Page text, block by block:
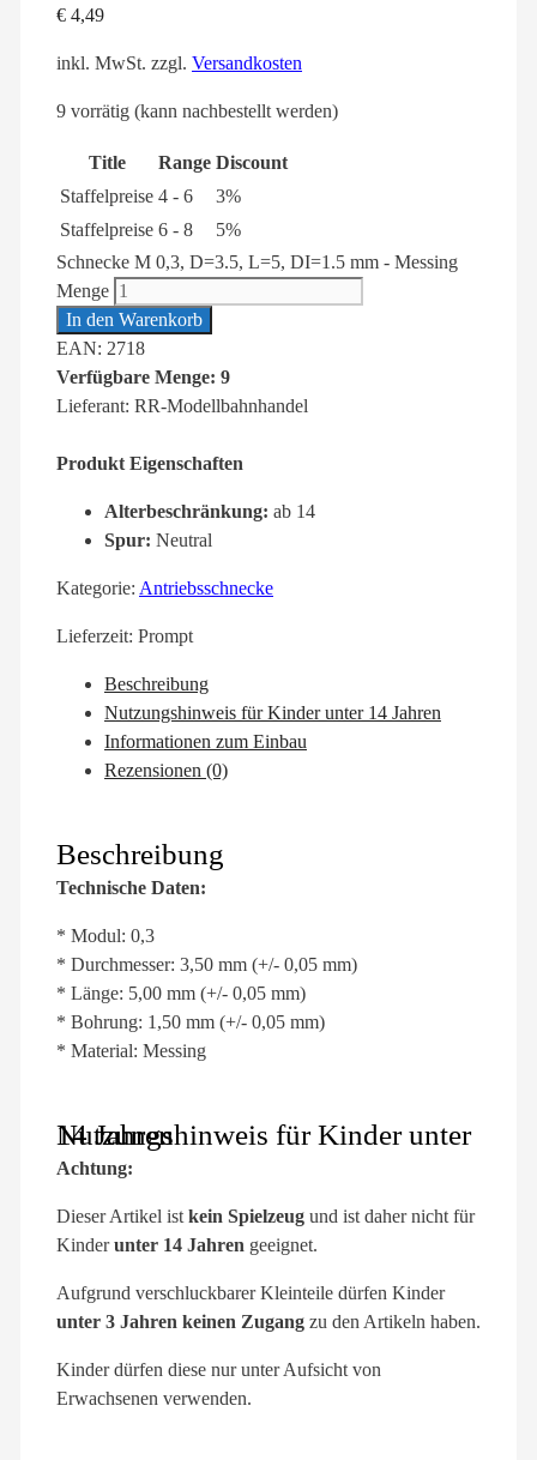
€ 4,49
inkl. MwSt. zzgl. Versandkosten
9 vorrätig (kann nachbestellt werden)
Title Range Discount
Staffelpreise 4 - 6
3%
Staffelpreise 6 - 8
5%
Schnecke M 0,3, D=3.5, L=5, DI=1.5 mm - Messing
Menge
In den Warenkorb
EAN: 2718
Verfügbare Menge: 9
Lieferant: RR-Modellbahnhandel
Produkt Eigenschaften
Alterbeschränkung: ab 14
Spur: Neutral
Kategorie: Antriebsschnecke
Lieferzeit: Prompt
Beschreibung
Nutzungshinweis für Kinder unter 14 Jahren
Informationen zum Einbau
Rezensionen (0)
Beschreibung
Technische Daten:
* Modul: 0,3
* Durchmesser: 3,50 mm (+/- 0,05 mm)
* Länge: 5,00 mm (+/- 0,05 mm)
* Bohrung: 1,50 mm (+/- 0,05 mm)
* Material: Messing
Nutzungshinweis für Kinder unter 14 Jahren
Achtung:
Dieser Artikel ist kein Spielzeug und ist daher nicht für
Kinderunter 14 Jahren geeignet.
Aufgrund verschluckbarer Kleinteile dürfen Kinder
unter 3 Jahren keinen Zugang zu den Artikeln haben.
Kinder dürfen diese nur unter Aufsicht von
Erwachsenen verwenden.